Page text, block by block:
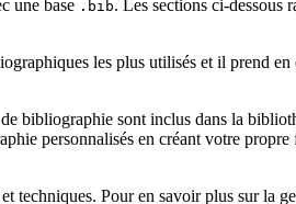
une base .bib. Les sections ci-dessous
les plus utilisés et il prend en
bibliographie sont inclus dans la
personnalisés en créant votre
techniques. Pour en savoir plus sur la